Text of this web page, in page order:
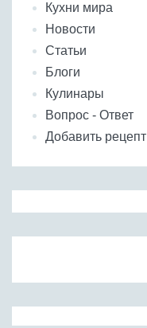
Кухни мира
Новости
Статьи
Блоги
Кулинары
Вопрос - Ответ
Добавить рецепт